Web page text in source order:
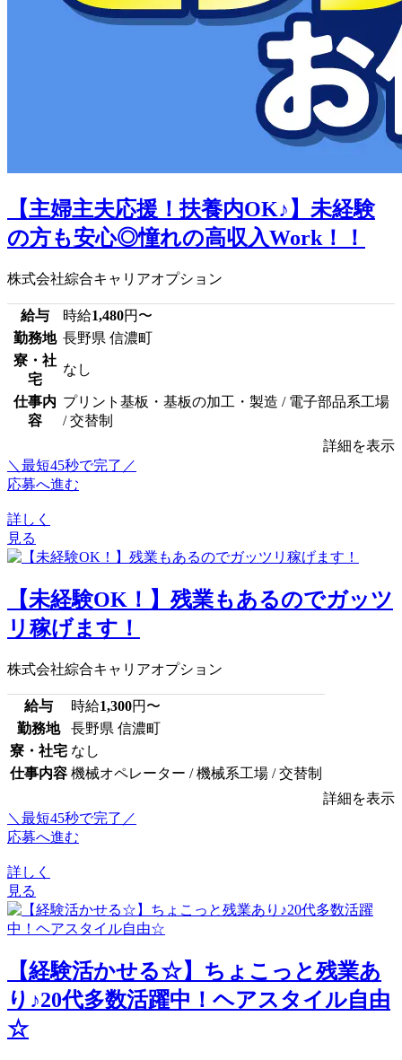
【主婦主夫応援！扶養内OK♪】未経験
の方も安心◎憧れの高収入Work！！
株式会社綜合キャリアオプション
給与 時給1,480円〜
勤務地 長野県 信濃町
寮・社
宅
なし
仕事内
容
プリント基板・基板の加工・製造 / 電子部品系工場
/ 交替制
詳細を表示
＼最短45秒で完了／
応募へ進む
詳しく
見る
【未経験OK！】残業もあるのでガッツ
リ稼げます！
株式会社綜合キャリアオプション
給与 時給1,300円〜
勤務地
長野県 信濃町
寮・社宅 なし
仕事内容 機械オペレーター / 機械系工場 / 交替制
詳細を表示
＼最短45秒で完了／
応募へ進む
詳しく
見る
【経験活かせる☆】ちょこっと残業あ
り♪20代多数活躍中！ヘアスタイル自由
☆